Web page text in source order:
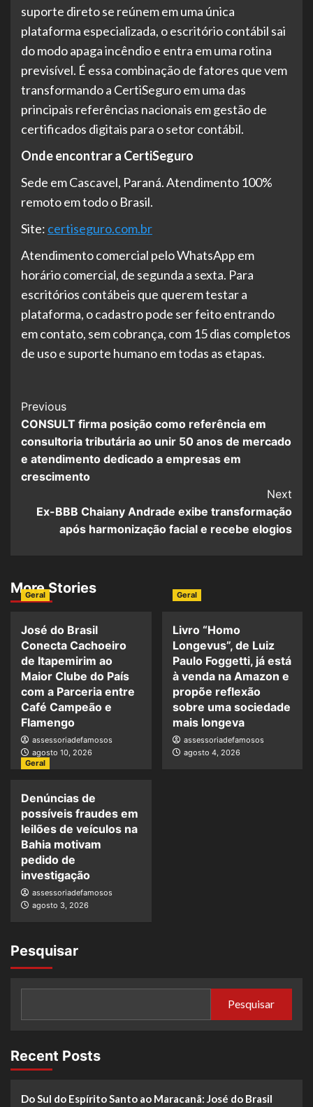
suporte direto se reúnem em uma única
plataforma especializada, o escritório contábil sai
do modo apaga incêndio e entra em uma rotina
previsível. É essa combinação de fatores que vem
transformando a CertiSeguro em uma das
principais referências nacionais em gestão de
certificados digitais para o setor contábil.
Onde encontrar a CertiSeguro
Sede em Cascavel, Paraná. Atendimento 100%
remoto em todo o Brasil.
Site: certiseguro.com.br
Atendimento comercial pelo WhatsApp em
horário comercial, de segunda a sexta. Para
escritórios contábeis que querem testar a
plataforma, o cadastro pode ser feito entrando
em contato, sem cobrança, com 15 dias completos
de uso e suporte humano em todas as etapas.
Post
Navigation
Previous
CONSULT firma posição como referência em
consultoria tributária ao unir 50 anos de mercado
e atendimento dedicado a empresas em
crescimento
Next
Ex-BBB Chaiany Andrade exibe transformação
após harmonização facial e recebe elogios
More Stories
Geral
José do Brasil
Conecta Cachoeiro
de Itapemirim ao
Maior Clube do País
com a Parceria entre
Café Campeão e
Flamengo
assessoriadefamosos
agosto 10, 2026
Geral
Livro “Homo
Longevus”, de Luiz
Paulo Foggetti, já está
à venda na Amazon e
propõe reflexão
sobre uma sociedade
mais longeva
assessoriadefamosos
agosto 4, 2026
Geral
Denúncias de
possíveis fraudes em
leilões de veículos na
Bahia motivam
pedido de
investigação
assessoriadefamosos
agosto 3, 2026
Pesquisar
Pesquisar
Recent Posts
Do Sul do Espírito Santo ao Maracanã: José do Brasil